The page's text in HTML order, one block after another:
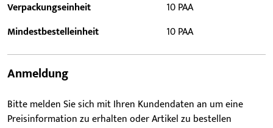
Verpackungseinheit
10 PAA
Mindestbestelleinheit
10 PAA
Anmeldung
Bitte melden Sie sich mit Ihren Kundendaten an um eine
Preisinformation zu erhalten oder Artikel zu bestellen